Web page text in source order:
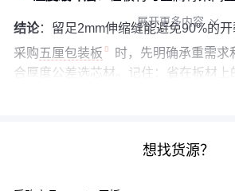
结论：留足2mm伸缩缝能避免90%的
采购五厘包装板
时，先明确承重需求
合厚度公差选芯材。记住：省在板材上
展开更多内容 
想找货源？